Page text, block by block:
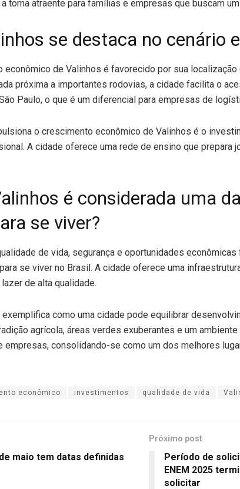
a torna atraente para famílias e empresas que buscam
se destaca no cenário
econômico de Valinhos é favorecido por sua
próxima a importantes rodovias, a cidade facilita o
Paulo, o que é um diferencial para empresas de
o crescimento econômico de Valinhos é o
A cidade oferece uma rede de ensino que prepara
é considerada uma
se viver?
de vida, segurança e oportunidades
se viver no Brasil. A cidade oferece uma
de alta qualidade.
exemplifica como uma cidade pode equilibrar
agrícola, áreas verdes exuberantes e um
empresas, consolidando-se como um dos melhores
econômico investimentos qualidade de vida
maio tem datas definidas
Próximo post
Período de
ENEM 2025
solicitar